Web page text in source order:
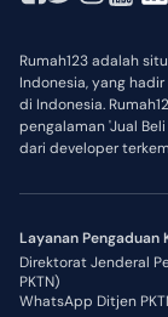
Rumah123 adalah
Indonesia, yang
di Indonesia.
pengalaman 'Jual
dari developer
Layanan Pengaduan
Direktorat Jenderal
PKTN)
WhatsApp Ditjen